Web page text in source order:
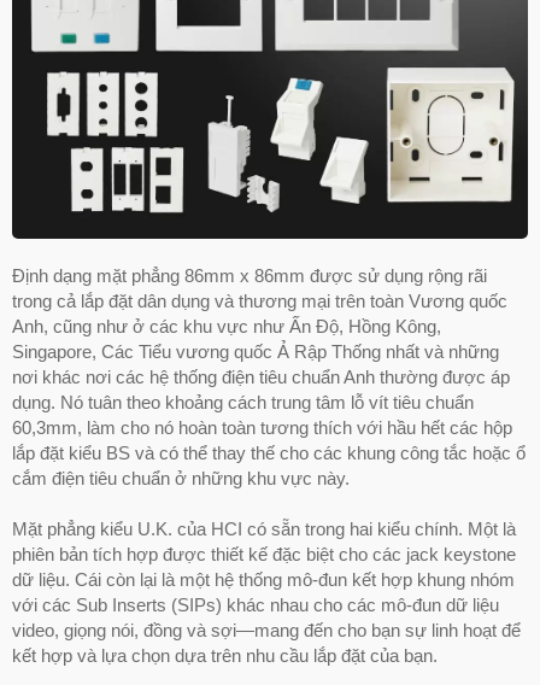
Định dạng mặt phẳng 86mm x 86mm được sử dụng rộng rãi
trong cả lắp đặt dân dụng và thương mại trên toàn Vương quốc
Anh, cũng như ở các khu vực như Ấn Độ, Hồng Kông,
Singapore, Các Tiểu vương quốc Ả Rập Thống nhất và những
nơi khác nơi các hệ thống điện tiêu chuẩn Anh thường được áp
dụng. Nó tuân theo khoảng cách trung tâm lỗ vít tiêu chuẩn
60,3mm, làm cho nó hoàn toàn tương thích với hầu hết các hộp
lắp đặt kiểu BS và có thể thay thế cho các khung công tắc hoặc ổ
cắm điện tiêu chuẩn ở những khu vực này.
Mặt phẳng kiểu U.K. của HCI có sẵn trong hai kiểu chính. Một là
phiên bản tích hợp được thiết kế đặc biệt cho các jack keystone
dữ liệu. Cái còn lại là một hệ thống mô-đun kết hợp khung nhóm
với các Sub Inserts (SIPs) khác nhau cho các mô-đun dữ liệu
video, giọng nói, đồng và sợi—mang đến cho bạn sự linh hoạt để
kết hợp và lựa chọn dựa trên nhu cầu lắp đặt của bạn.